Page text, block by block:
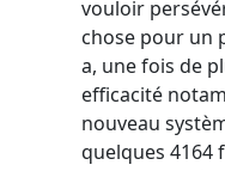
vouloir
chose pour un
a, une fois de
efficacité
nouveau
quelques 4164